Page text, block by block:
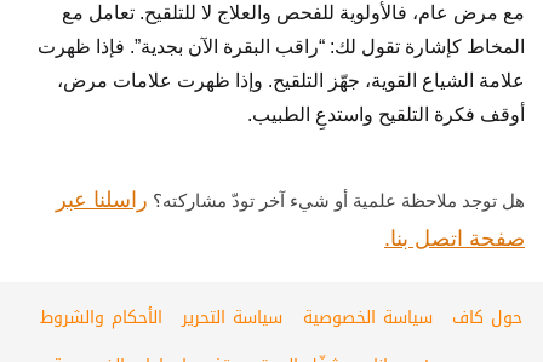
مع مرض عام، فالأولوية للفحص والعلاج لا للتلقيح. تعامل مع
المخاط كإشارة تقول لك: “راقب البقرة الآن بجدية”. فإذا ظهرت
علامة الشياع القوية، جهّز التلقيح. وإذا ظهرت علامات مرض،
أوقف فكرة التلقيح واستدعِ الطبيب.
هل توجد ملاحظة علمية أو شيء آخر تودّ مشاركته؟ راسلنا عبر
صفحة اتصل بنا.
حول كاف سياسة الخصوصية سياسة التحرير
الأحكام والشروط